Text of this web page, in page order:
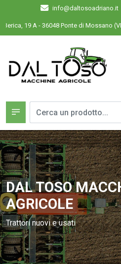
info@daltosoadriano.it
19 A - 36048 Ponte di Mossano (VI)
DAL TOSO
AGRICOLE
Trattori nuovi e usati